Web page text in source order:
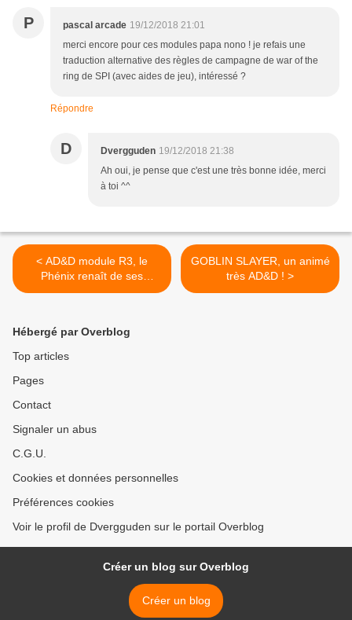
P pascal arcade 19/12/2018 21:01
merci encore pour ces modules papa nono ! je refais une
traduction alternative des règles de campagne de war of the
ring de SPI (avec aides de jeu), intéressé ?
Répondre
D Dvergguden 19/12/2018 21:38
Ah oui, je pense que c'est une très bonne idée, merci
à toi ^^
< AD&D module R3, le
Phénix renaît de ses
cendres !
GOBLIN SLAYER, un animé
très AD&D ! >
Hébergé par Overblog
Top articles
Pages
Contact
Signaler un abus
C.G.U.
Cookies et données personnelles
Préférences cookies
Voir le profil de Dvergguden sur le portail Overblog
Créer un blog sur Overblog
Créer un blog